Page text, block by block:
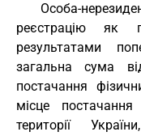
Особа-
реєстрацію як
результатами
загальна сума
постачання
місце
території